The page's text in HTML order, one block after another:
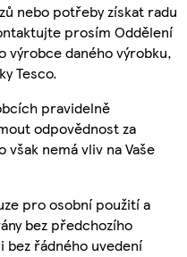
nebo potřeby získat radu
prosím Oddělení
výrobce daného výrobku,
Tesco.
pravidelně
odpovědnost za
nemá vliv na Vaše
pro osobní použití a
bez předchozího
bez řádného uvedení